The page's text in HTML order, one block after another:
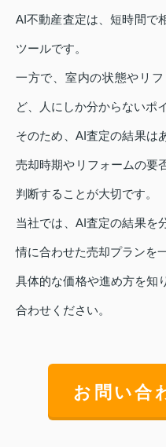
AI不動産査定は、短時間で
ツールです。
一方で、室内の状態やリ
ど、人にしか分からないポ
そのため、AI査定の結果は
売却時期やリフォームの要
判断することが大切です。
当社では、AI査定の結果を
情に合わせた売却プランを
具体的な価格や進め方を知
合わせください。
お問い合